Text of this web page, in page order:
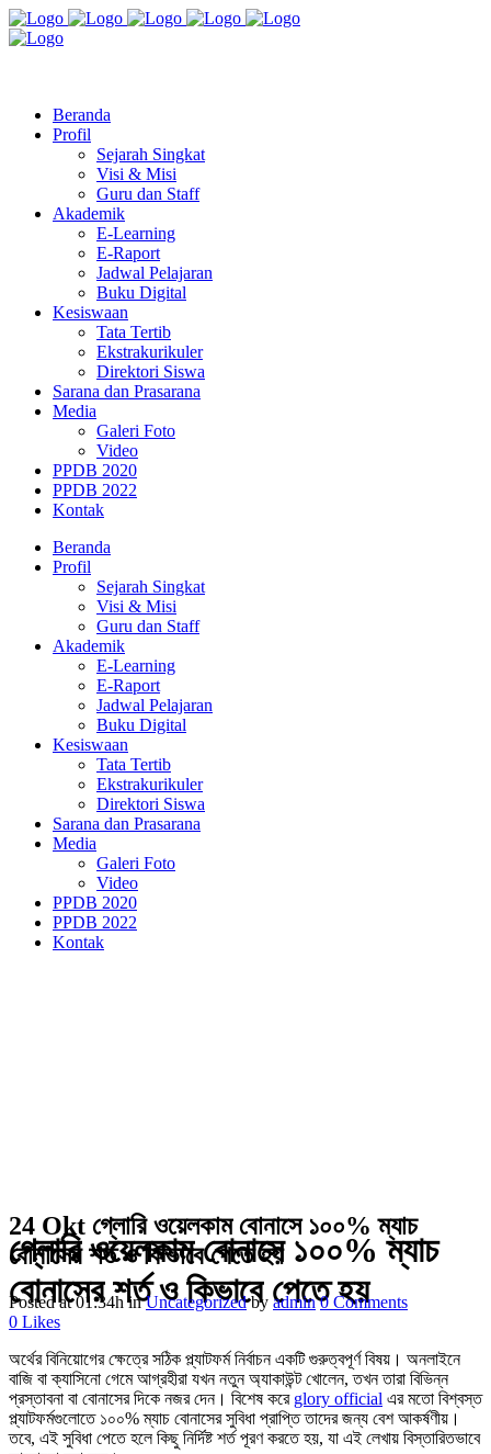
Beranda
Profil
Sejarah Singkat
Visi & Misi
Guru dan Staff
Akademik
E-Learning
E-Raport
Jadwal Pelajaran
Buku Digital
Kesiswaan
Tata Tertib
Ekstrakurikuler
Direktori Siswa
Sarana dan Prasarana
Media
Galeri Foto
Video
PPDB 2020
PPDB 2022
Kontak
Beranda
Profil
Sejarah Singkat
Visi & Misi
Guru dan Staff
Akademik
E-Learning
E-Raport
Jadwal Pelajaran
Buku Digital
Kesiswaan
Tata Tertib
Ekstrakurikuler
Direktori Siswa
Sarana dan Prasarana
Media
Galeri Foto
Video
PPDB 2020
PPDB 2022
Kontak
গ্লোরি ওয়েলকাম বোনাসে ১০০% ম্যাচ
বোনাসের শর্ত ও কিভাবে পেতে হয়
24 Okt গ্লোরি ওয়েলকাম বোনাসে ১০০% ম্যাচ
বোনাসের শর্ত ও কিভাবে পেতে হয়
Posted at 01:34h inUncategorized by admin 0 Comments
0 Likes
অর্থের বিনিয়োগের ক্ষেত্রে সঠিক প্ল্যাটফর্ম নির্বাচন একটি গুরুত্বপূর্ণ বিষয়। অনলাইনে
বাজি বা ক্যাসিনো গেমে আগ্রহীরা যখন নতুন অ্যাকাউন্ট খোলেন, তখন তারা বিভিন্ন
প্রস্তাবনা বা বোনাসের দিকে নজর দেন। বিশেষ করে glory official এর মতো বিশ্বস্ত
প্ল্যাটফর্মগুলোতে ১০০% ম্যাচ বোনাসের সুবিধা প্রাপ্তি তাদের জন্য বেশ আকর্ষণীয়।
তবে, এই সুবিধা পেতে হলে কিছু নির্দিষ্ট শর্ত পূরণ করতে হয়, যা এই লেখায় বিস্তারিতভাবে